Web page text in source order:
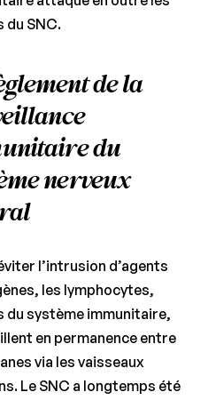
du SNC.
de la
du
nerveux
l’intrusion d’agents
les lymphocytes,
du système immunitaire,
en permanence entre
via les vaisseaux
Le SNC a longtemps été